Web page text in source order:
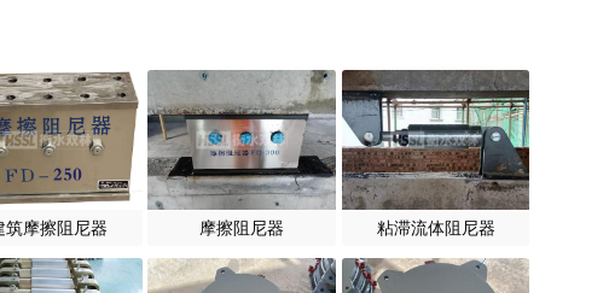
筑摩擦阻尼器 摩擦阻尼器 粘滞流体阻尼器